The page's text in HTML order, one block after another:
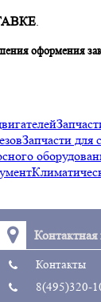
.
оформения
Запчасти для
Контакты
8(495)320-